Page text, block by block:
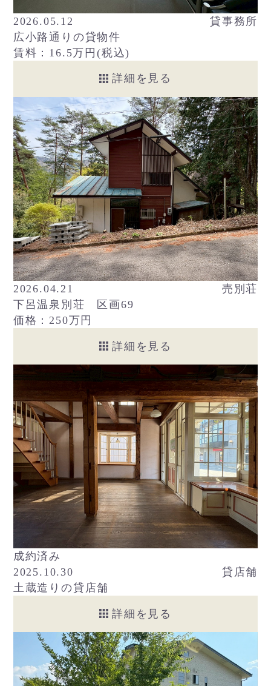
2026.05.12
貸事務所
広小路通りの貸物件
賃料：16.5万円(税込)
詳細を見る
2026.04.21
売別荘
下呂温泉別荘 区画69
価格：250万円
詳細を見る
成約済み
2025.10.30
貸店舗
土蔵造りの貸店舗
詳細を見る